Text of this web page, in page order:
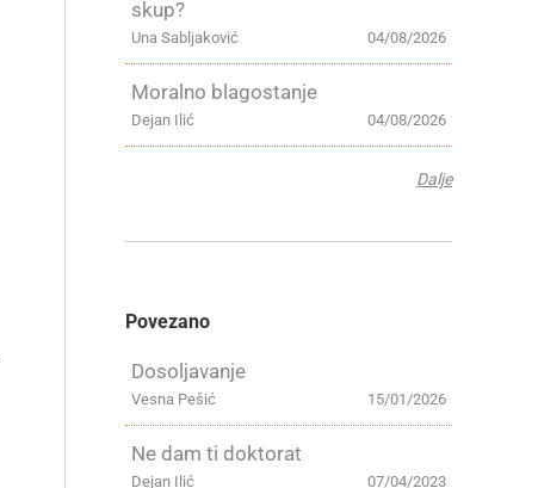
skup?
04/08/2026
Una Sabljaković
Moralno blagostanje
04/08/2026
Dejan Ilić
Dalje
Povezano
Dosoljavanje
15/01/2026
Vesna Pešić
Ne dam ti doktorat
07/04/2023
Dejan Ilić